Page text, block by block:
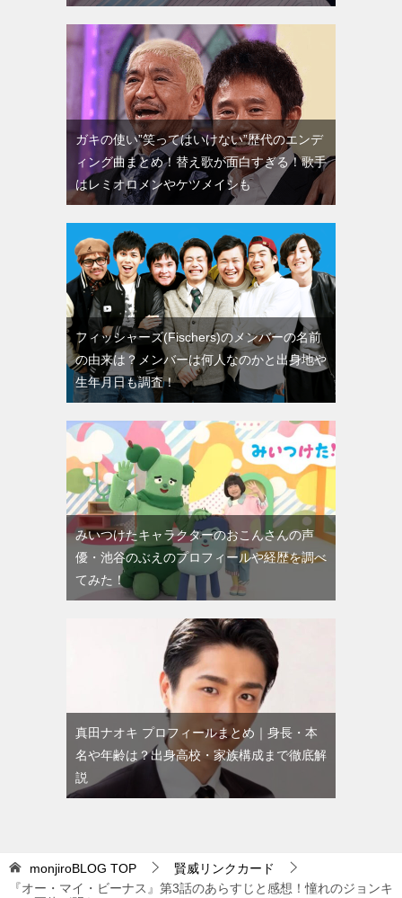
ガキの使い”笑ってはいけない”歴代のエンデ
ィング曲まとめ！替え歌が面白すぎる！歌手
はレミオロメンやケツメイシも
フィッシャーズ(Fischers)のメンバーの名前
の由来は？メンバーは何人なのかと出身地や
生年月日も調査！
みいつけたキャラクターのおこんさんの声
優・池谷のぶえのプロフィールや経歴を調べ
てみた！
真田ナオキ プロフィールまとめ｜身長・本
名や年齢は？出身高校・家族構成まで徹底解
説
monjiroBLOG TOP
賢威リンクカード
『オー・マイ・ビーナス』第3話のあらすじと感想！憧れのジョンキ